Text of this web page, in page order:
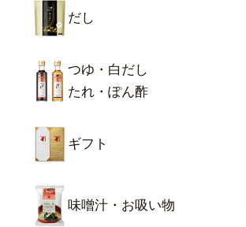
だし
つゆ・白だし
たれ・ぽん酢
ギフト
味噌汁・お吸い物